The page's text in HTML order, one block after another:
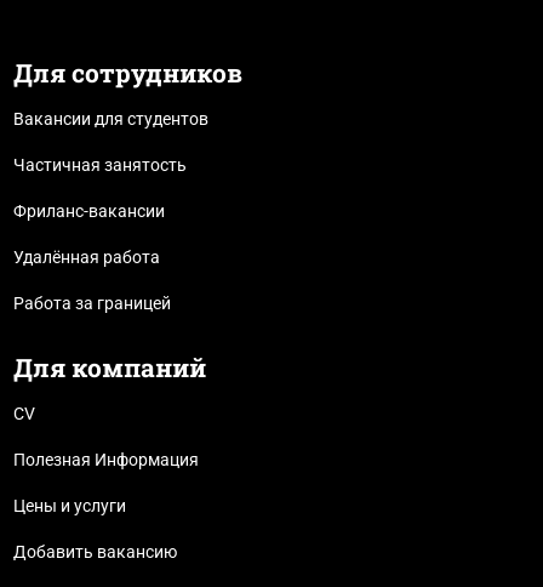
Для сотрудников
Вакансии для студентов
Частичная занятость
Фриланс-вакансии
Удалённая работа
Работа за границей
Для компаний
CV
Полезная Информация
Цены и услуги
Добавить вакансию